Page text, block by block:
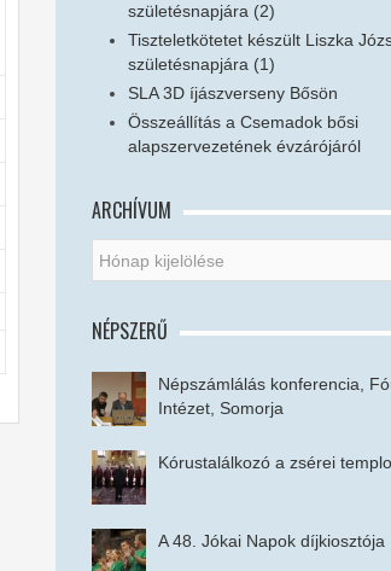
születésnapjára (2)
Tiszteletkötetet készült Liszka
születésnapjára (1)
SLA 3D íjászverseny Bősön
Összeállítás a Csemadok bősi
alapszervezetének évzárójáról
ARCHÍVUM
NÉPSZERŰ
Népszámlálás konferencia,
Intézet, Somorja
Kórustalálkozó a zsérei
A 48. Jókai Napok díjkiosztója